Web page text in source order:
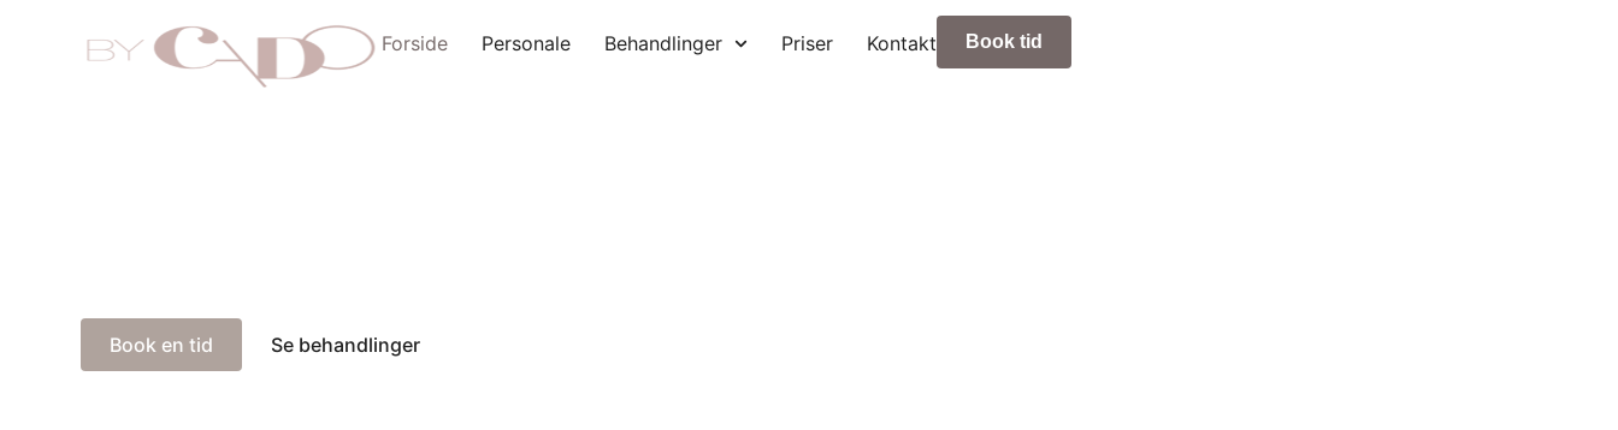
Forside Personale Behandlinger Priser Kontakt Book tid
Book en tid Se behandlinger